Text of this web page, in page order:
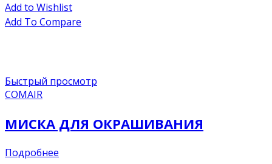
Add to Wishlist
Add To Compare
Быстрый просмотр
COMAIR
МИСКА ДЛЯ ОКРАШИВАНИЯ
Подробнее